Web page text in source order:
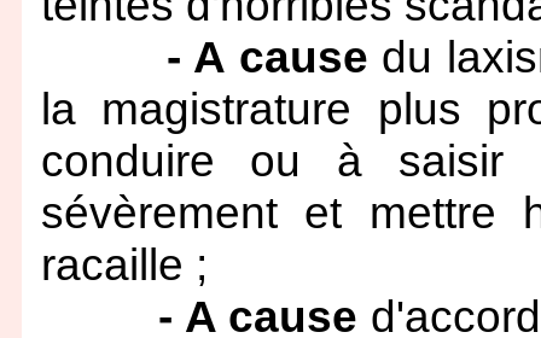
- A cause du
la magistrature plus
conduire ou à saisir
sévèrement et mettre
racaille ;
- A cause